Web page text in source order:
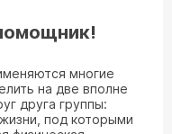
многие
на две вполне
друга группы:
под которыми